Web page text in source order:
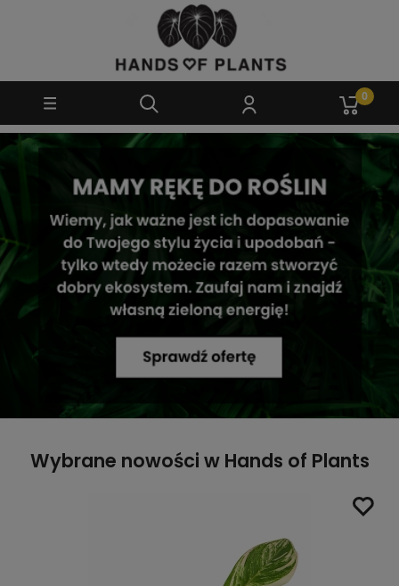
Wybrane nowości w Hands of Plants